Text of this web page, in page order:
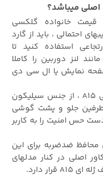
میباشد؟
قیمت خانواده گلکسی
احتمالی ، باید از گارد
استفاده کنید تا
لنز دوربین را کاملا
نمایش یا ال سی دی
دور تا دور بهترین قاب سیلیکونی A15 ، از جنس سیلیکون
میلی متر از طرفین جلو و پشت گوشی
حس امنیت را به کاربر
محافظ ضدضربه برای این
اصلی در کنار مدلهای